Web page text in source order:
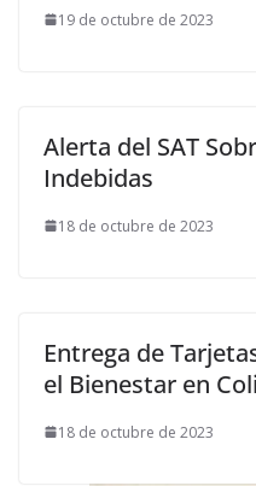
19 de octubre de 2023
Alerta del SAT
Indebidas
18 de octubre de 2023
Entrega de
el Bienestar en
18 de octubre de 2023